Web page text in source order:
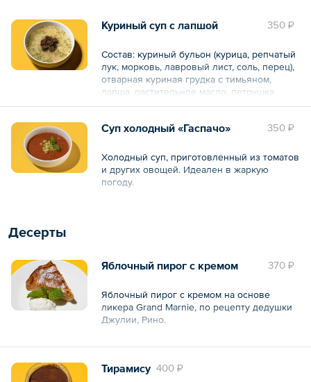
350 ₽
Куриный суп с лапшой
Состав: куриный бульон (курица, репчатый
лук, морковь, лавровый лист, соль, перец),
отварная куриная грудка с тимьяном,
лапша, растительное масло, петрушка,
гренки из бородинского хлеба, чеснок.
Общий объем – 250 мл 350 ₽
Суп холодный «Гаспачо»
Холодный суп, приготовленный из томатов
и других овощей. Идеален в жаркую
погоду.
Десерты
370 ₽
Яблочный пирог с кремом
Яблочный пирог с кремом на основе
ликера Grand Marnie, по рецепту дедушки
Джулии, Рино.
Общий вес – 110 г
400 ₽
Тирамису